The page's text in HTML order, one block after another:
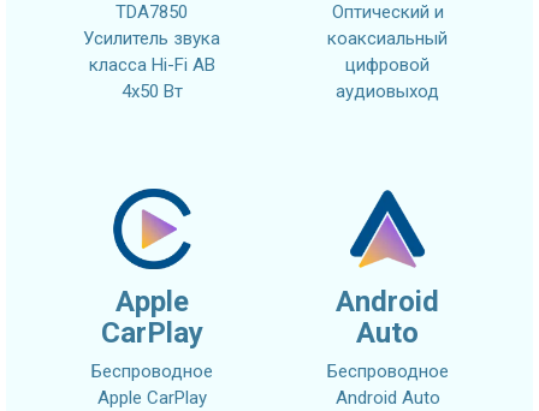
TDA7850
Усилитель звука
класса Hi-Fi AB
4x50 Вт
Оптический и
коаксиальный
цифровой
аудиовыход
Apple
CarPlay
Беспроводное
Apple CarPlay
Android
Auto
Беспроводное
Android Auto